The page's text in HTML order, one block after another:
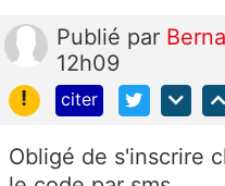
Publié par
12h09
!
citer
Obligé de s'inscrire